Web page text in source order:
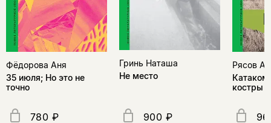
Фёдорова Аня
35 июля; Но это не
точно
780 ₽
Гринь Наташа
Не место
900 ₽
Рясов
костры